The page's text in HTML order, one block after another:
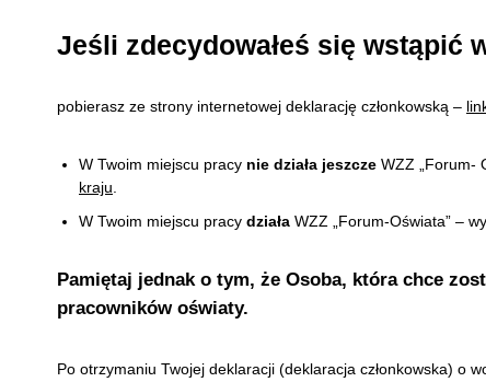
Jeśli zdecydowałeś się wstąpić
pobierasz ze strony internetowej deklarację członkowską –
W Twoim miejscu pracy nie działa jeszcze WZZ „Forum-
kraju
W Twoim miejscu pracy działa WZZ „Forum-Oświata” –
Pamiętaj jednak o tym, że Osoba, która chce
pracowników oświaty.
Po otrzymaniu Twojej deklaracji (deklaracja członkowska) o